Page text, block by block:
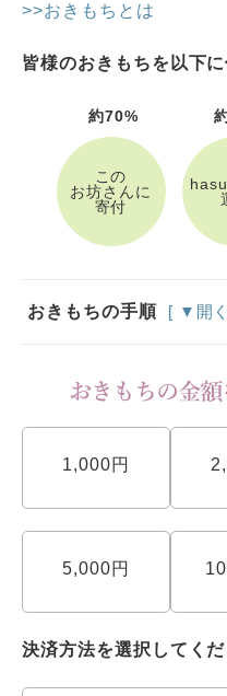
>>おきもちとは
皆様のおきもちを以下に
約70%
この
お坊さんに
寄付
おきもちの手順 [ ▼開
1,000円
5,000円
決済方法を選択してく